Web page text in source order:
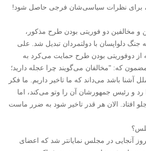
برای نظرات سیاسی‌شان فرجی حاصل شود!
و مخالفین دو فوریتی بودن طرح مذکور،
جنگ دلواپسان با دولتمردان تبدیل شد. علی
دوفوریتی بودن طرح حمایت می‌کرد به
که: "مخالفان می‌گویند چرا عجله دارید؛
آشنا باشد می‌داند که ما تاخیر داریم. ما فکر
و رئیس جمهورشان آن را وتو می‌کند، اما
افتاد. الان هر قدر تاخیر شود به ضرر ماست
آنجایی در مجلس نمایانتر شد که اعضای